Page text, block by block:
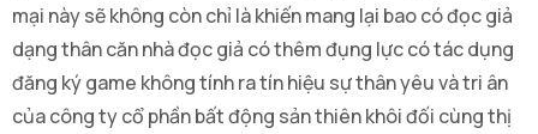
mại này sẽ không còn chỉ là khiến mang lại bao có đọc giả
dạng thân căn nhà đọc giả có thêm đụng lực có tác dụng
đăng ký game không tính ra tín hiệu sự thân yêu và tri ân
của công ty cổ phần bất động sản thiên khôi đối cùng thị